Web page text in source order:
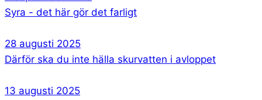
Syra - det här gör det farligt
28 augusti 2025
Därför ska du inte hälla skurvatten i avloppet
13 augusti 2025